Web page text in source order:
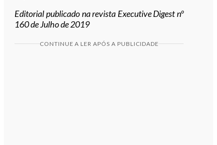
Editorial publicado na revista Executive Digest nº
160 de Julho de 2019
CONTINUE A LER APÓS A PUBLICIDADE